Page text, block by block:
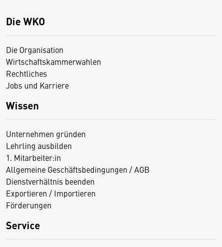
Die WKO
Die Organisation
Wirtschaftskammerwahlen
Rechtliches
Jobs und Karriere
Wissen
Unternehmen gründen
Lehrling ausbilden
1. Mitarbeiter:in
Allgemeine Geschäftsbedingungen / AGB
Dienstverhältnis beenden
Exportieren / Importieren
Förderungen
Service